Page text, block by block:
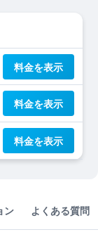
料金を表示
料金を表示
料金を表示
ン よくある質問